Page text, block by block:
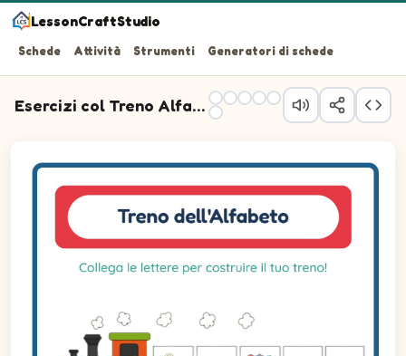
LessonCraftStudio
Schede Attività Strumenti Generatori di schede
Esercizi col Treno Alfabetico
Domanda 2: trascina la lettera giusta nel vagone 2.
Domanda 3: trascina la lettera giusta nel vagone 3.
Domanda 4: trascina la lettera giusta nel vagone 4.
Domanda 5: trascina la lettera giusta nel vagone 5.
Domanda 6: trascina la lettera giusta nel vagone 6.